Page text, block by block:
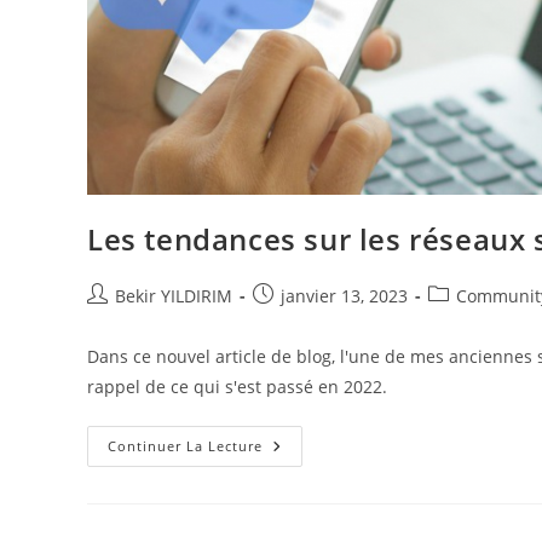
Les tendances sur les réseaux
Auteur/autrice
publication :
Bekir YILDIRIM
Publication
janvier 13, 2023
Post
Dans ce nouvel article de blog, l'une de mes
rappel de ce qui s'est passé en 2022.
Continuer La Lecture Les
Tendances